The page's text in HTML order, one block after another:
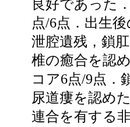
良好であった
点/6点．出生
泄腔遺残，鎖
椎の癒合を認
コア6点/9点．
尿道瘻を認め
連合を有する